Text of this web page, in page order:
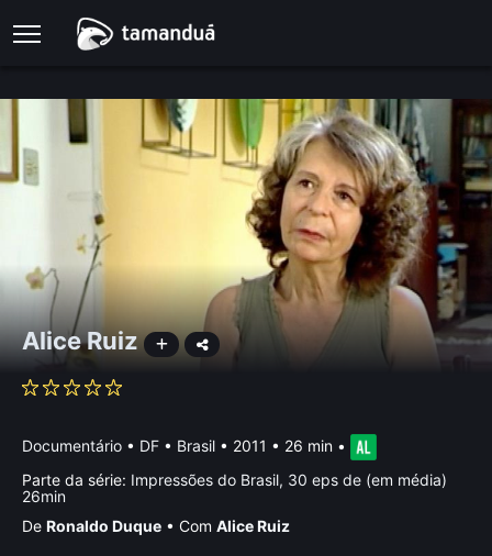
Alice Ruiz
Documentário • DF • Brasil • 2011 • 26 min •
Parte da série: Impressões do Brasil, 30 eps de (em média)
26min
De Ronaldo Duque • Com Alice Ruiz